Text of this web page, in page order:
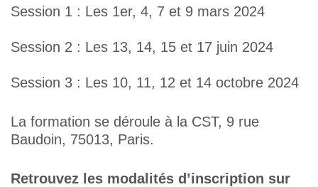
Session 1 : Les 1er, 4, 7 et 9 mars 2024
Session 2 : Les 13, 14, 15 et 17 juin 2024
Session 3 : Les 10, 11, 12 et 14 octobre 2024
La formation se déroule à la CST, 9 rue
Baudoin, 75013, Paris.
Retrouvez les modalités d’inscription sur